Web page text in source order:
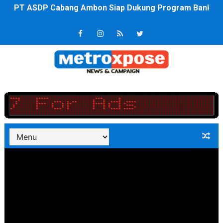
Saadiah Uluputty Buka Pekan Olahraga HUT ke-81 RI
4 Dokter Asal Nias Barat Lulus PPDS di FK USU,
OKU Timur Jalin Komunikasi ke semua Stackholder
Unggul 3 Gol Kesebelasan MKRE FC Raih Tiket
Jelang HUT RI ke 81Turnamen Olah Anak Muda Kota
Bobby Nasution Fokus Infrastruktur Daerah saat